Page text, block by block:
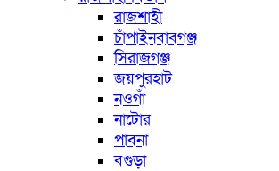
রাজশাহী
চাঁপাইনবাবগঞ্জ
সিরাজগঞ্জ
জয়পুরহাট
নওগাঁ
নাটোর
পাবনা
বগুড়া